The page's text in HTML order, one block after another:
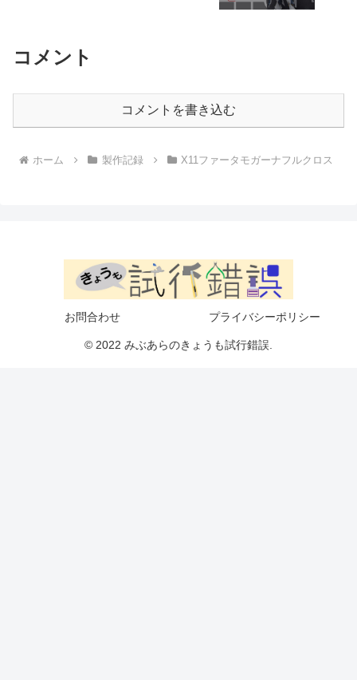
コメント
コメントを書き込む
ホーム 製作記録 X11ファータモガーナフルクロス
お問合わせ プライバシーポリシー
© 2022 みぶあらのきょうも試行錯誤.